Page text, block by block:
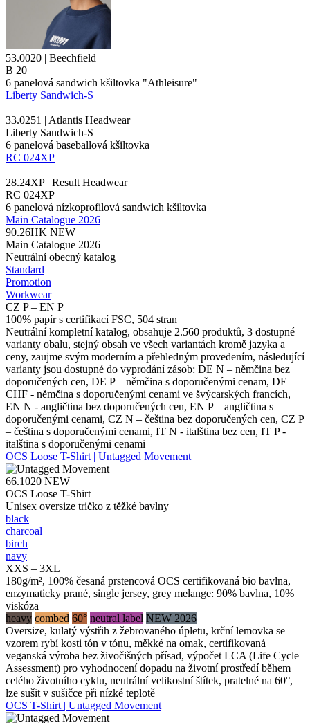
53.0020 | Beechfield
B 20
6 panelová sandwich kšiltovka "Athleisure"
Liberty Sandwich-S
33.0251 | Atlantis Headwear
Liberty Sandwich-S
6 panelová baseballová kšiltovka
RC 024XP
28.24XP | Result Headwear
RC 024XP
6 panelová nízkoprofilová sandwich kšiltovka
Main Catalogue 2026
90.26HK NEW
Main Catalogue 2026
Neutrální obecný katalog
Standard
Promotion
Workwear
CZ P – EN P
100% papír s certifikací FSC, 504 stran
Neutrální kompletní katalog, obsahuje 2.560 produktů, 3 dostupné
varianty obalu, stejný obsah ve všech variantách kromě jazyka a
ceny, zaujme svým moderním a přehledným provedením, následující
varianty jsou dostupné do vyprodání zásob: DE N – němčina bez
doporučených cen, DE P – němčina s doporučenými cenam, DE
CHF - němčina s doporučenými cenami ve švýcarských francích,
EN N - angličtina bez doporučených cen, EN P – angličtina s
doporučenými cenami, CZ N – čeština bez doporučených cen, CZ P
– čeština s doporučenými cenami, IT N - italština bez cen, IT P -
italština s doporučenými cenami
OCS Loose T-Shirt | Untagged Movement
66.1020 NEW
OCS Loose T-Shirt
Unisex oversize tričko z těžké bavlny
black
charcoal
birch
navy
XXS – 3XL
180g/m², 100% česaná prstencová OCS certifikovaná bio bavlna,
enzymaticky prané, single jersey, grey melange: 90% bavlna, 10%
viskóza
heavy combed 60° neutral label NEW 2026
Oversize, kulatý výstřih z žebrovaného úpletu, krční lemovka se
vzorem rybí kosti tón v tónu, měkké na omak, certifikovaná
veganská výroba bez živočišných přísad, výpočet LCA (Life Cycle
Assessment) pro vyhodnocení dopadu na životní prostředí během
celého životního cyklu, neutrální velikostní štítek, pratelné na 60°,
lze sušit v sušičce při nízké teplotě
OCS T-Shirt | Untagged Movement